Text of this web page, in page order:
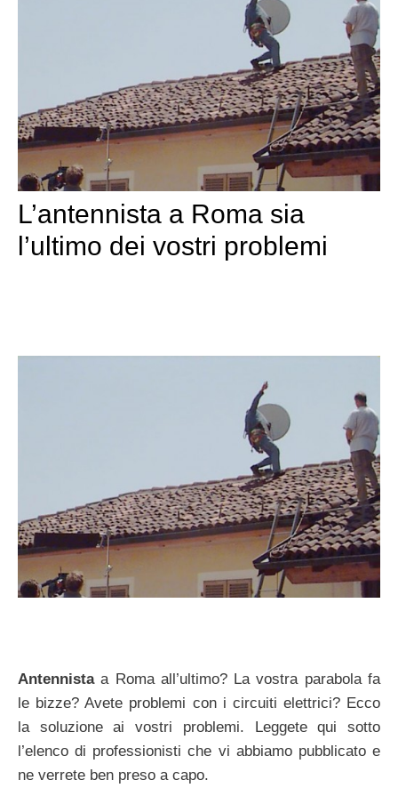
L’antennista a Roma sia
l’ultimo dei vostri problemi
Antennistaa Roma all’ultimo? La vostra parabola fa
le bizze? Avete problemi con i circuiti elettrici? Ecco
la soluzione ai vostri problemi. Leggete qui sotto
l’elenco di professionisti che vi abbiamo pubblicato e
ne verrete ben preso a capo.